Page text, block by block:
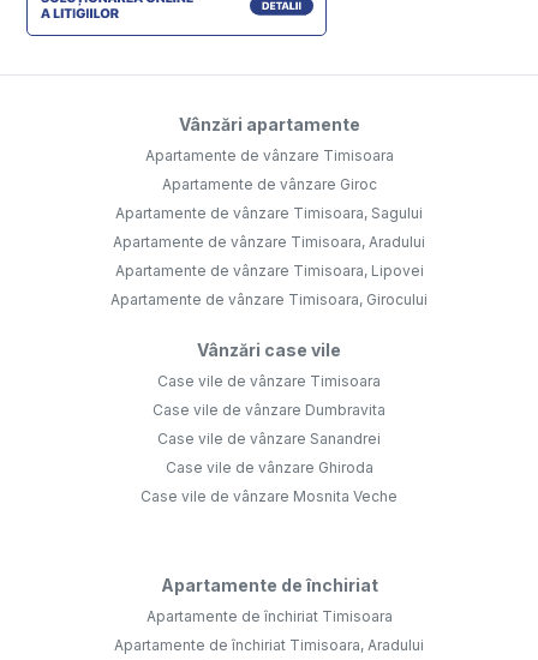
Vânzări apartamente
Apartamente de vânzare Timisoara
Apartamente de vânzare Giroc
Apartamente de vânzare Timisoara, Sagului
Apartamente de vânzare Timisoara, Aradului
Apartamente de vânzare Timisoara, Lipovei
Apartamente de vânzare Timisoara, Girocului
Vânzări case vile
Case vile de vânzare Timisoara
Case vile de vânzare Dumbravita
Case vile de vânzare Sanandrei
Case vile de vânzare Ghiroda
Case vile de vânzare Mosnita Veche
Apartamente de închiriat
Apartamente de închiriat Timisoara
Apartamente de închiriat Timisoara, Aradului